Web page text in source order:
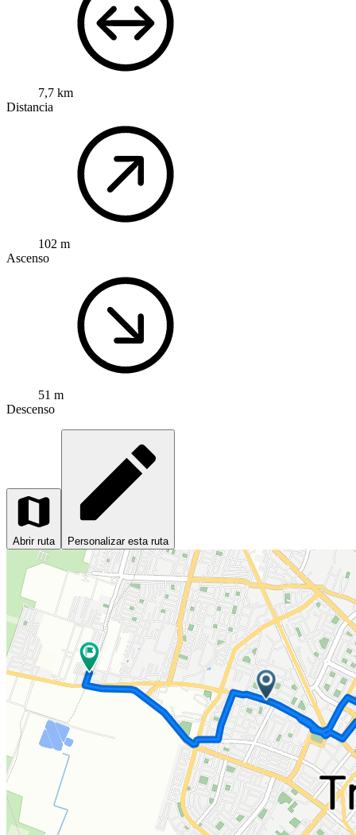
7,7 km
Distancia
102 m
Ascenso
51 m
Descenso
Abrir ruta Personalizar esta ruta